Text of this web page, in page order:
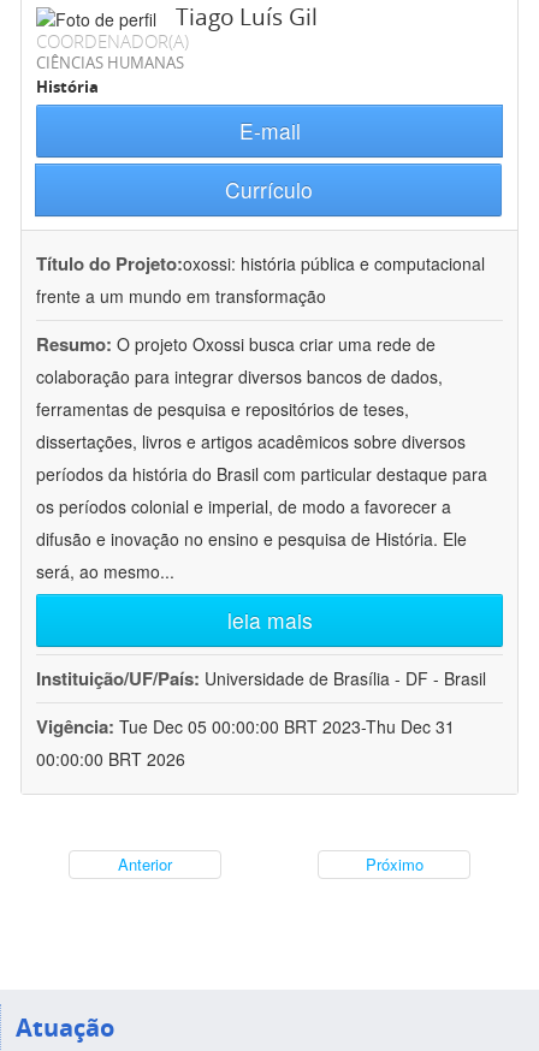
Tiago Luís Gil
COORDENADOR(A)
CIÊNCIAS HUMANAS
História
E-mail
Currículo
Título do Projeto:oxossi: história pública e computacional
frente a um mundo em transformação
Resumo: O projeto Oxossi busca criar uma rede de
colaboração para integrar diversos bancos de dados,
ferramentas de pesquisa e repositórios de teses,
dissertações, livros e artigos acadêmicos sobre diversos
períodos da história do Brasil com particular destaque para
os períodos colonial e imperial, de modo a favorecer a
difusão e inovação no ensino e pesquisa de História. Ele
será, ao mesmo...
leia mais
Instituição/UF/País: Universidade de Brasília - DF - Brasil
Vigência: Tue Dec 05 00:00:00 BRT 2023-Thu Dec 31
00:00:00 BRT 2026
Anterior Próximo
Atuação